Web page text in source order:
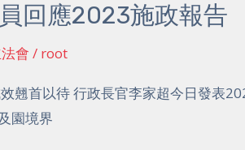
回應2023施政報告
會 / root
翹首以待 行政長官李家超今日發表
園境界